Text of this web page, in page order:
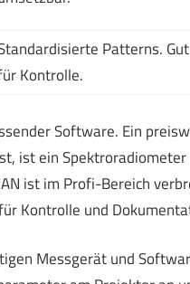
Patterns. Gut
Kontrolle.
Software. Ein
ist ein
ist im Profi-Bereich
Kontrolle und
Messgerät und